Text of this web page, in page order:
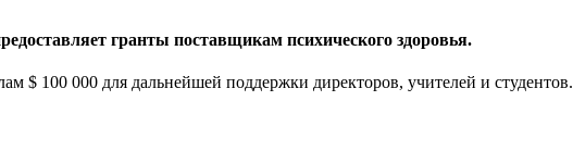
гранты поставщикам психического здоровья.
$ 100 000 для дальнейшей поддержки директоров, учителей и студентов.